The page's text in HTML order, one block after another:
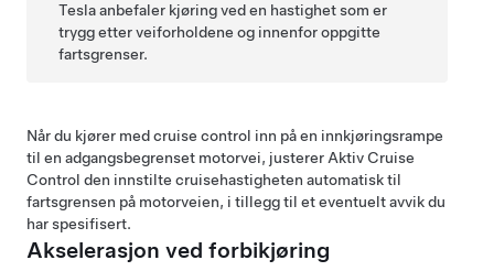
Tesla anbefaler kjøring ved en hastighet som er
trygg etter veiforholdene og innenfor oppgitte
fartsgrenser.
Når du kjører med cruise control inn på en innkjøringsrampe
til en adgangsbegrenset motorvei, justerer Aktiv Cruise
Control den innstilte cruisehastigheten automatisk til
fartsgrensen på motorveien, i tillegg til et eventuelt avvik du
har spesifisert.
Akselerasjon ved forbikjøring